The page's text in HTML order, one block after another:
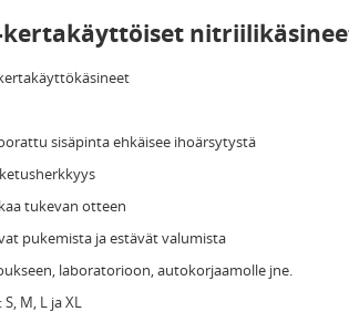
kertakäyttöiset
sisäpinta ehkäisee ihoärsytystä
tukevan otteen
pukemista ja estävät valumista
laboratorioon, autokorjaamolle jne.
M, L ja XL